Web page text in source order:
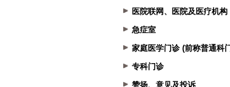
医院联网、医院及医疗机构
急症室
家庭医学门诊 (前称普通科
专科门诊
赞扬、意见及投诉